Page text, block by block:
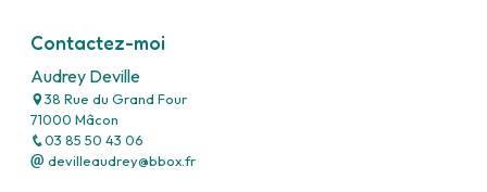
Contactez-moi
Audrey Deville
38 Rue du Grand Four
71000 Mâcon
03 85 50 43 06
devilleaudrey@bbox.fr